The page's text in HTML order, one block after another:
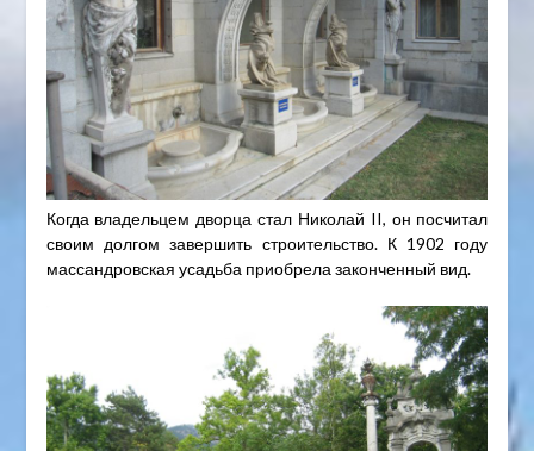
Когда владельцем дворца стал Николай II, он посчитал
своим долгом завершить строительство. К 1902 году
массандровская усадьба приобрела законченный вид.